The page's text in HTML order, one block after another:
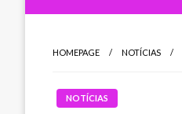
HOMEPAGE NOTÍCIAS
NOTÍCIAS